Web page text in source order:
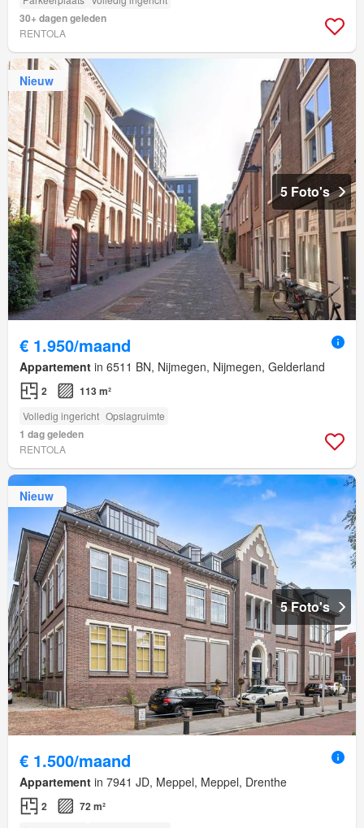
30+ dagen geleden
RENTOLA
Nieuw
5 Foto's
€ 1.950/maand
Appartement in 6511 BN, Nijmegen, Nijmegen, Gelderland
2 113 m²
Volledig ingericht Opslagruimte
1 dag geleden
RENTOLA
Nieuw
5 Foto's
€ 1.500/maand
Appartement in 7941 JD, Meppel, Meppel, Drenthe
2 72 m²